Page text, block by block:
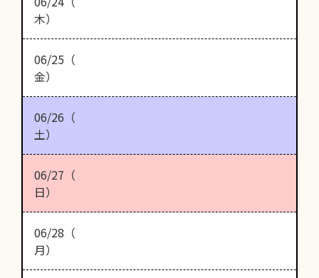
木）
06/25（
金）
06/26（
土）
06/27（
日）
06/28（
月）